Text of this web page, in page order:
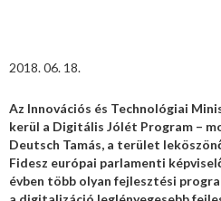
2018. 06. 18.
Az Innovációs és Technológiai
kerül a Digitális Jólét Program –
Deutsch Tamás, a terület
Fidesz európai parlamenti
évben több olyan fejlesztési